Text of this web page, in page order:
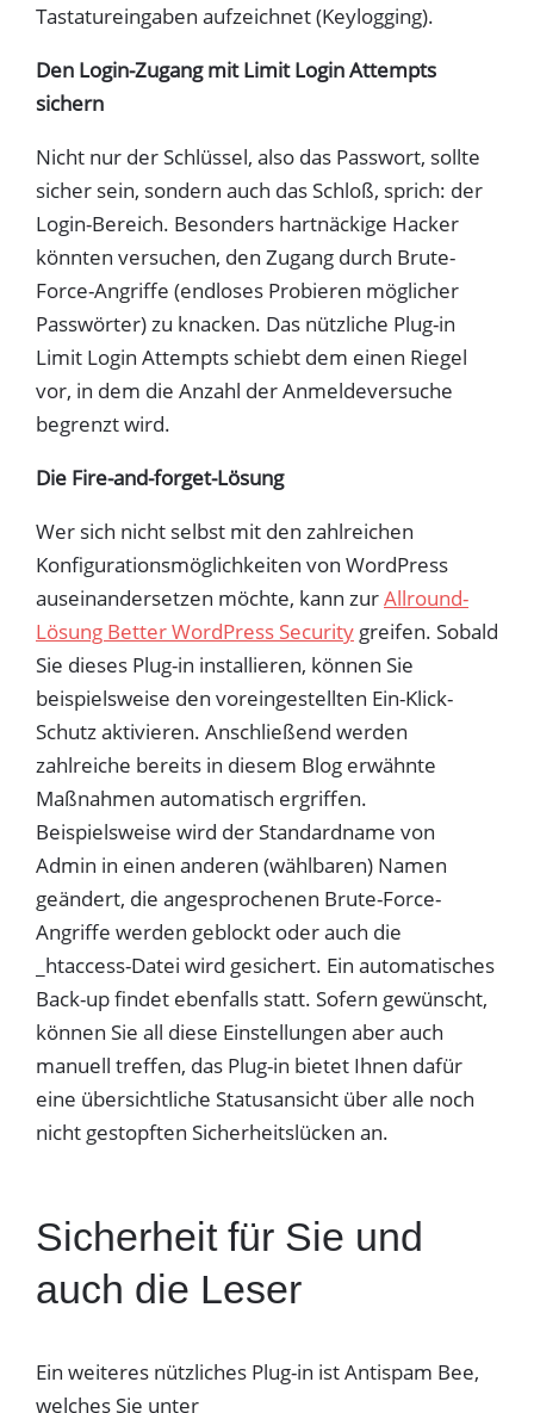
Tastatureingaben aufzeichnet (Keylogging).
Den Login-Zugang mit Limit Login Attempts
sichern
Nicht nur der Schlüssel, also das Passwort, sollte
sicher sein, sondern auch das Schloß, sprich: der
Login-Bereich. Besonders hartnäckige Hacker
könnten versuchen, den Zugang durch Brute-
Force-Angriffe (endloses Probieren möglicher
Passwörter) zu knacken. Das nützliche Plug-in
Limit Login Attempts schiebt dem einen Riegel
vor, in dem die Anzahl der Anmeldeversuche
begrenzt wird.
Die Fire-and-forget-Lösung
Wer sich nicht selbst mit den zahlreichen
Konfigurationsmöglichkeiten von WordPress
auseinandersetzen möchte, kann zurAllround-
Lösung Better WordPress Security greifen. Sobald
Sie dieses Plug-in installieren, können Sie
beispielsweise den voreingestellten Ein-Klick-
Schutz aktivieren. Anschließend werden
zahlreiche bereits in diesem Blog erwähnte
Maßnahmen automatisch ergriffen.
Beispielsweise wird der Standardname von
Admin in einen anderen (wählbaren) Namen
geändert, die angesprochenen Brute-Force-
Angriffe werden geblockt oder auch die
_htaccess-Datei wird gesichert. Ein automatisches
Back-up findet ebenfalls statt. Sofern gewünscht,
können Sie all diese Einstellungen aber auch
manuell treffen, das Plug-in bietet Ihnen dafür
eine übersichtliche Statusansicht über alle noch
nicht gestopften Sicherheitslücken an.
Sicherheit für Sie und
auch die Leser
Ein weiteres nützliches Plug-in ist Antispam Bee,
welches Sie unter